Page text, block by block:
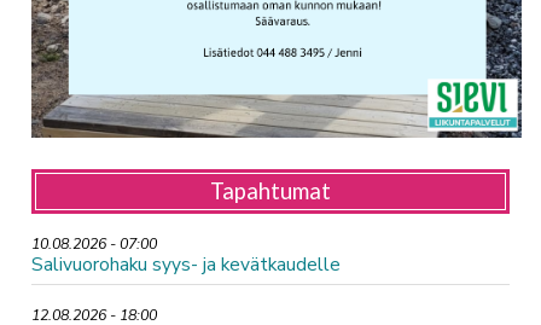
Tapahtumat
10.08.2026 - 07:00
Salivuorohaku syys- ja kevätkaudelle
12.08.2026 - 18:00